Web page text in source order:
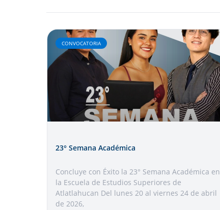
CONVOCATORIA
23° Semana Académica
Concluye con Éxito la 23° Semana Académica en
la Escuela de Estudios Superiores de
Atlatlahucan Del lunes 20 al viernes 24 de abril
de 2026,